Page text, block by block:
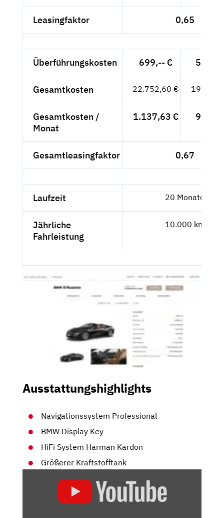
Leasingfaktor 0,65
Überführungskosten 699,-- €
Gesamtkosten 22.752,60 €
Gesamtkosten /
Monat
1.137,63 €
Gesamtleasingfaktor 0,67
Laufzeit 20 Monate
Jährliche
Fahrleistung
10.000 km
Ausstattungshighlights
Navigationssystem Professional
BMW Display Key
HiFi System Harman Kardon
Größerer Kraftstofftank
ROADSTER